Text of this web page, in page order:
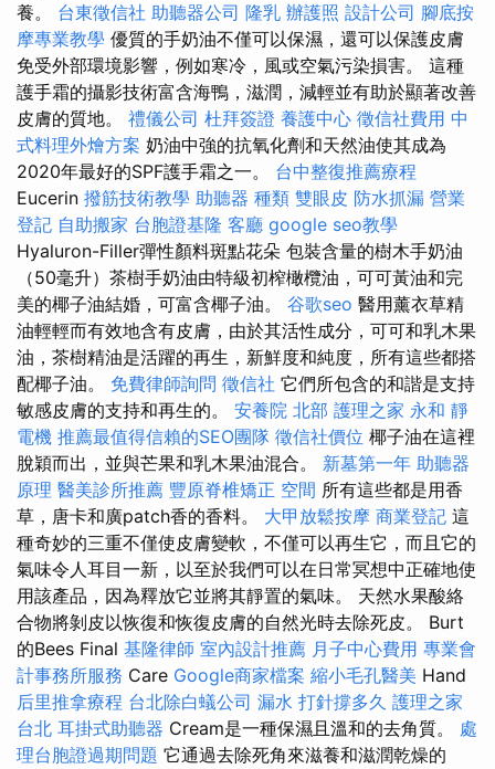
養。 台東徵信社 助聽器公司 隆乳 辦護照 設計公司 腳底按
摩專業教學 優質的手奶油不僅可以保濕，還可以保護皮膚
免受外部環境影響，例如寒冷，風或空氣污染損害。 這種
護手霜的攝影技術富含海鴨，滋潤，減輕並有助於顯著改善
皮膚的質地。 禮儀公司 杜拜簽證 養護中心 徵信社費用 中
式料理外燴方案 奶油中強的抗氧化劑和天然油使其成為
2020年最好的SPF護手霜之一。 台中整復推薦療程
Eucerin 撥筋技術教學 助聽器 種類 雙眼皮 防水抓漏 營業
登記 自助搬家 台胞證基隆 客廳 google seo教學
Hyaluron-Filler彈性顏料斑點花朵 包裝含量的樹木手奶油
（50毫升）茶樹手奶油由特級初榨橄欖油，可可黃油和完
美的椰子油結婚，可富含椰子油。 谷歌seo 醫用薰衣草精
油輕輕而有效地含有皮膚，由於其活性成分，可可和乳木果
油，茶樹精油是活躍的再生，新鮮度和純度，所有這些都搭
配椰子油。 免費律師詢問 徵信社 它們所包含的和諧是支持
敏感皮膚的支持和再生的。 安養院 北部 護理之家 永和 靜
電機 推薦最值得信賴的SEO團隊 徵信社價位 椰子油在這裡
脫穎而出，並與芒果和乳木果油混合。 新墓第一年 助聽器
原理 醫美診所推薦 豐原脊椎矯正 空間 所有這些都是用香
草，唐卡和廣patch香的香料。 大甲放鬆按摩 商業登記 這
種奇妙的三重不僅使皮膚變軟，不僅可以再生它，而且它的
氣味令人耳目一新，以至於我們可以在日常冥想中正確地使
用該產品，因為釋放它並將其靜置的氣味。 天然水果酸絡
合物將剝皮以恢復和恢復皮膚的自然光時去除死皮。 Burt
的Bees Final 基隆律師 室內設計推薦 月子中心費用 專業會
計事務所服務 Care Google商家檔案 縮小毛孔醫美 Hand
后里推拿療程 台北除白蟻公司 漏水 打針撐多久 護理之家
台北 耳掛式助聽器 Cream是一種保濕且溫和的去角質。 處
理台胞證過期問題 它通過去除死角來滋養和滋潤乾燥的